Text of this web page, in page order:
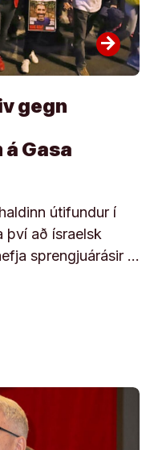
arrow_forward
gegn
Gasa
útifundur í
því að ísraelsk
sprengjuárásir …